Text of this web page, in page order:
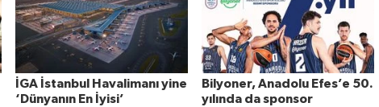
İGA İstanbul Havalimanı yine
‘Dünyanın En İyisi’
Bilyoner, Anadolu Efes’e 50.
yılında da sponsor